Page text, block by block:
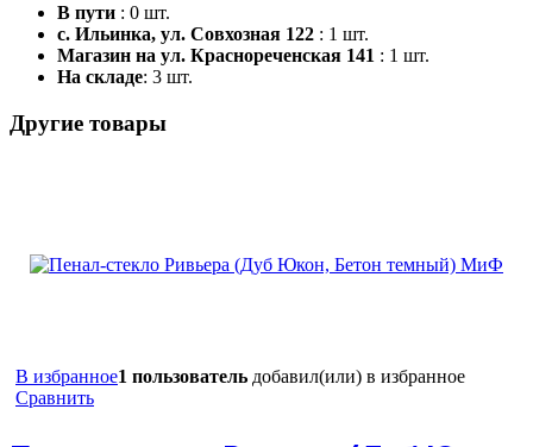
В пути : 0 шт.
с. Ильинка, ул. Совхозная 122 : 1 шт.
Магазин на ул. Краснореченская 141 : 1 шт.
На складе: 3 шт.
Другие товары
В избранное1 пользователь добавил(или) в избранное
Сравнить